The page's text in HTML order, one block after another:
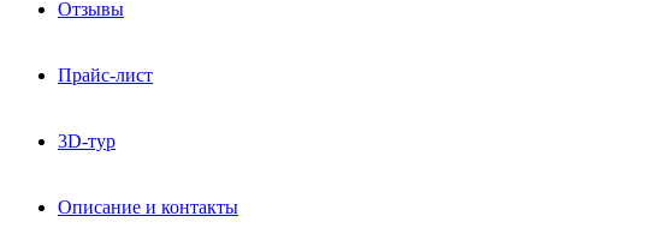
Отзывы
Прайс-лист
3D-тур
Описание и контакты